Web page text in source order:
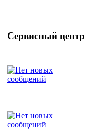
Сервисный центр